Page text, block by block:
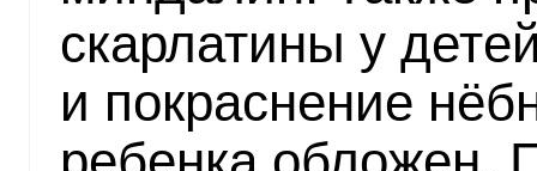
скарлатины у
и покраснение